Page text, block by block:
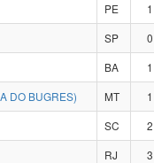
PE 1
SP 0
BA 1
DO BUGRES)
MT 1
SC 2
RJ 3